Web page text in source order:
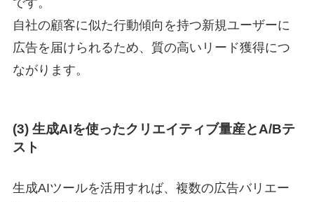
自社の顧客に似た行動傾向を持つ新規ユーザーに
広告を届けられるため、質の高いリード獲得につ
ながります。
(3) 生成AIを使ったクリエイティブ量産とA/Bテ
スト
生成AIツールを活用すれば、複数の広告バリエー